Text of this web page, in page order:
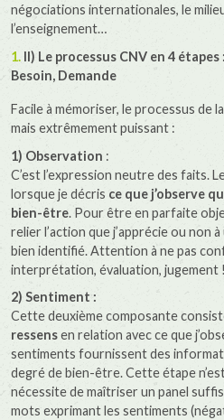
négociations internationales, le
l’enseignement…
II) Le processus CNV en 4
Besoin, Demande
Facile à mémoriser, le processus de
mais extrêmement puissant :
1) Observation :
C’est l’expression neutre des faits.
lorsque je décris ce que j’observe
bien-être. Pour être en parfaite
relier l’action que j’apprécie ou non
bien identifié. Attention à ne pas
interprétation, évaluation, jugement !
2) Sentiment :
Cette deuxième composante
ressensen relation avec ce que
sentiments fournissent des
degré de bien-être. Cette étape
nécessite de maîtriser un panel
mots exprimant les sentiments